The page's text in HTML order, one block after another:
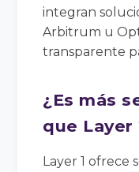
integran
Arbitrum u
transparente
¿Es más
que Layer
Layer 1 ofrece